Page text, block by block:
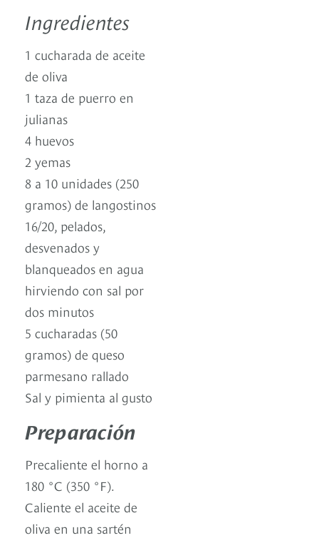
Ingredientes
1 cucharada de aceite
de oliva
1 taza de puerro en
julianas
4 huevos
2 yemas
8 a 10 unidades (250
gramos) de langostinos
16/20, pelados,
desvenados y
blanqueados en agua
hirviendo con sal por
dos minutos
5 cucharadas (50
gramos) de queso
parmesano rallado
Sal y pimienta al gusto
Preparación
Precaliente el horno a
180 °C (350 °F).
Caliente el aceite de
oliva en una sartén